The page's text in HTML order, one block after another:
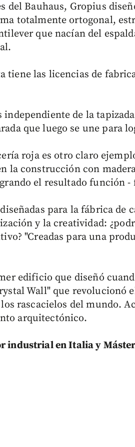
del Bauhaus, Gropius
totalmente ortogonal,
que nacían del
tiene las licencias de
independiente de la
que luego se une para
roja es otro claro
la construcción con
el resultado función -
para la fábrica de
y la creatividad:
"Creadas para una
edificio que diseñó
Wall" que revolucionó
rascacielos del mundo.
arquitectónico.
industrial en Italia y